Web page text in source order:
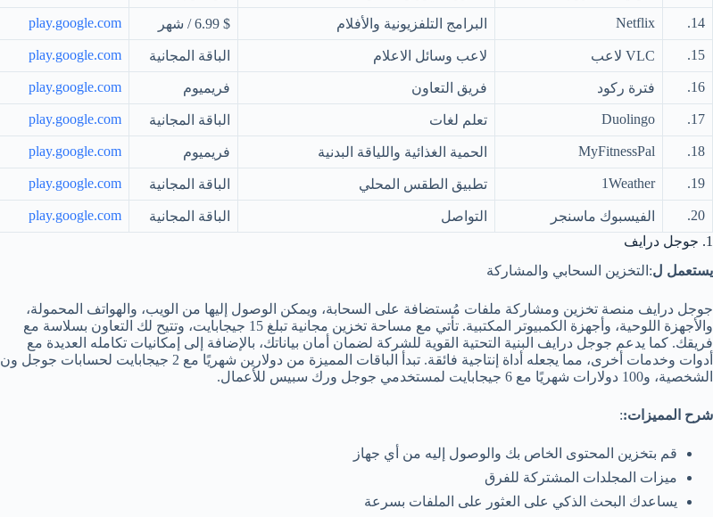
14.
Netflix البرامج التلفزيونية والأفلام $ 6.99 / شهر play.google.com
15. VLC لاعب لاعب وسائل الاعلام الباقة المجانية play.google.com
16. فترة ركود فريق التعاون فريميوم play.google.com
17.
Duolingo تعلم لغات الباقة المجانية play.google.com
18.
MyFitnessPal الحمية الغذائية واللياقة البدنية فريميوم play.google.com
19.
1Weather تطبيق الطقس المحلي الباقة المجانية play.google.com
20. الفيسبوك ماسنجر التواصل الباقة المجانية
play.google.com
1. جوجل درايف
يستعمل ل:التخزين السحابي والمشاركة
جوجل درايف منصة تخزين ومشاركة ملفات مُستضافة على السحابة، ويمكن الوصول إليها من الويب، والهواتف المحمولة،
والأجهزة اللوحية، وأجهزة الكمبيوتر المكتبية. تأتي مع مساحة تخزين مجانية تبلغ 15 جيجابايت، وتتيح لك التعاون بسلاسة مع
فريقك. كما يدعم جوجل درايف البنية التحتية القوية للشركة لضمان أمان بياناتك، بالإضافة إلى إمكانيات تكامله العديدة مع
أدوات وخدمات أخرى، مما يجعله أداة إنتاجية فائقة. تبدأ الباقات المميزة من دولارين شهريًا مع 2 جيجابايت لحسابات جوجل ون
الشخصية، و100 دولارات شهريًا مع 6 جيجابايت لمستخدمي جوجل ورك سبيس للأعمال.
شرح المميزات::
قم بتخزين المحتوى الخاص بك والوصول إليه من أي جهاز
ميزات المجلدات المشتركة للفرق
يساعدك البحث الذكي على العثور على الملفات بسرعة